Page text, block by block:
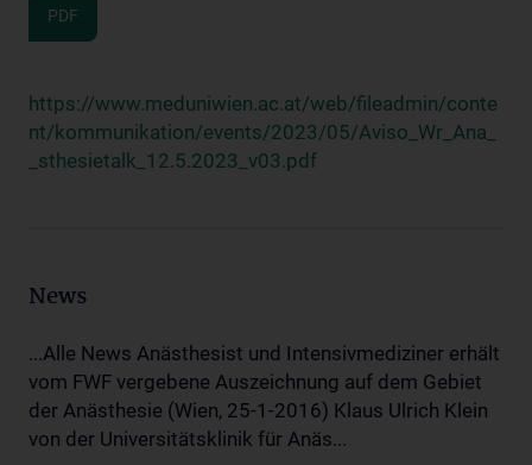
PDF
https://www.meduniwien.ac.at/web/fileadmin/conte
nt/kommunikation/events/2023/05/Aviso_Wr_Ana_
_sthesietalk_12.5.2023_v03.pdf
News
...Alle News Anästhesist und Intensivmediziner erhält
vom FWF vergebene Auszeichnung auf dem Gebiet
der Anästhesie (Wien, 25-1-2016) Klaus Ulrich Klein
von der Universitätsklinik für Anäs...